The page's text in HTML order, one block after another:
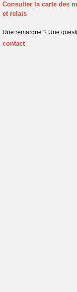
Consulter la carte des
et relais
Une remarque ? Une
contact